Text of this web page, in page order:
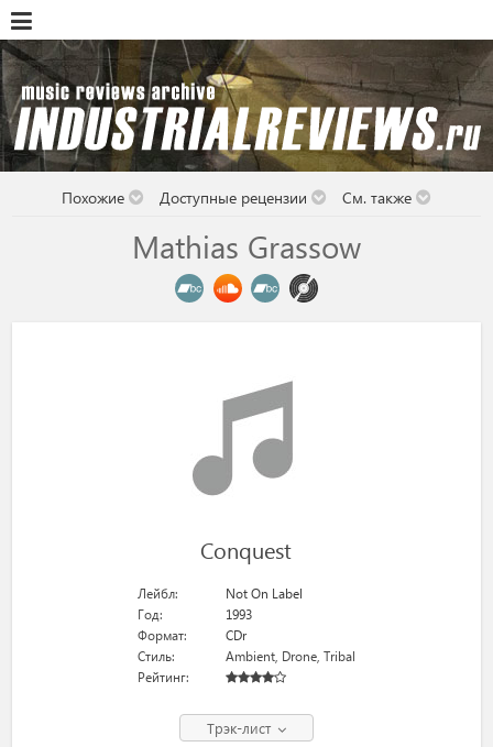
Похожие Доступные рецензии См. также
Mathias Grassow
Conquest
Лейбл:
Not On Label
Год:
1993
Формат:
CDr
Стиль:
Ambient, Drone, Tribal
Рейтинг:
Трэк-лист